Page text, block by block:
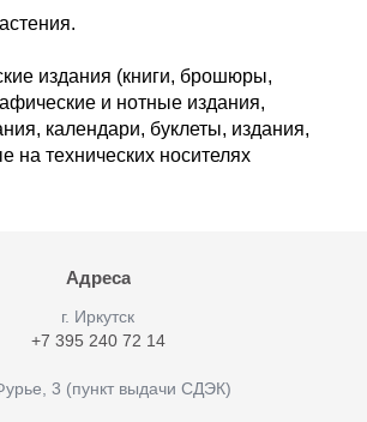
издания (книги, брошюры,
и нотные издания,
календари, буклеты, издания,
на технических носителях
Адреса
г. Иркутск
+7 395 240 72 14
3 (пункт выдачи СДЭК)